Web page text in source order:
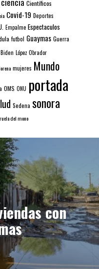
Científicos
Covid-19 Deportes
Empalme Espectaculos
futbol Guaymas Guerra
López Obrador
mujeres Mundo
OMS ONU portada
Sedena sonora
del mono
con